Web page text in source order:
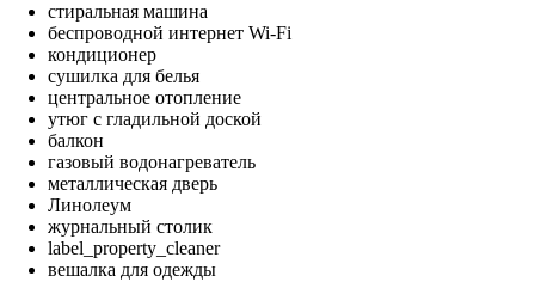
стиральная машина
беспроводной интернет Wi-Fi
кондиционер
сушилка для белья
центральное отопление
утюг с гладильной доской
балкон
газовый водонагреватель
металлическая дверь
Линолеум
журнальный столик
label_property_cleaner
вешалка для одежды